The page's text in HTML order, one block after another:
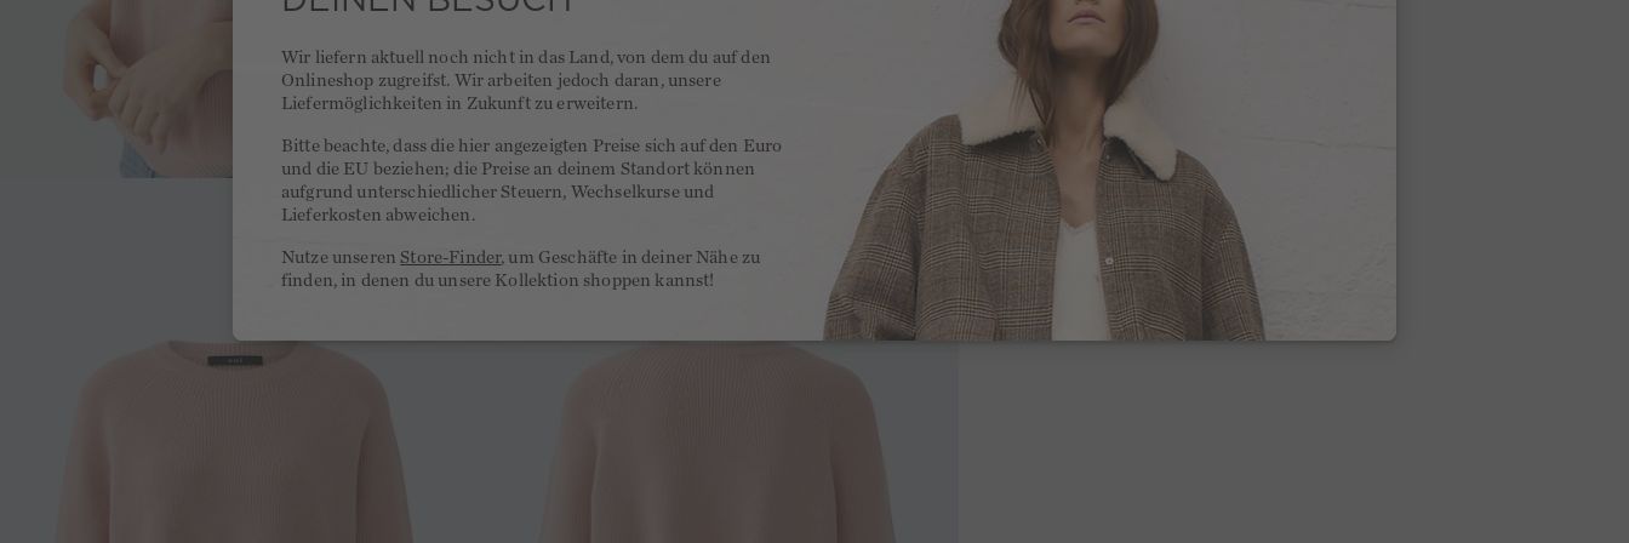
Wir liefern aktuell noch nicht in das Land, von dem du auf den
Onlineshop zugreifst. Wir arbeiten jedoch daran, unsere
Liefermöglichkeiten in Zukunft zu erweitern.
Bitte beachte, dass die hier angezeigten Preise sich auf den Euro
und die EU beziehen; die Preise an deinem Standort können
aufgrund unterschiedlicher Steuern, Wechselkurse und
Lieferkosten abweichen.
Nutze unseren Store-Finder, um Geschäfte in deiner Nähe zu
finden, in denen du unsere Kollektion shoppen kannst!